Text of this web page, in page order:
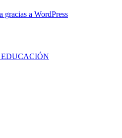
gracias a WordPress